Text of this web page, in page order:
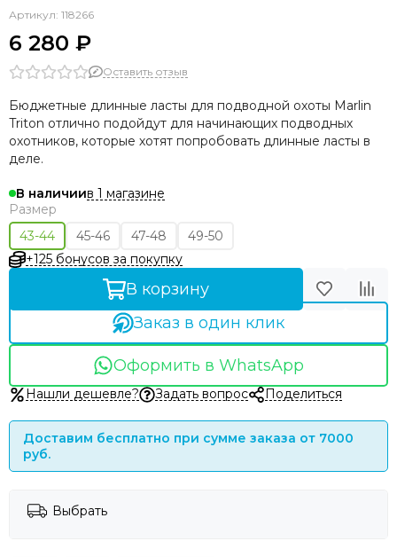
Артикул: 118266
6 280 ₽
Оставить отзыв
Бюджетные длинные ласты для подводной охоты Marlin
Triton отлично подойдут для начинающих подводных
охотников, которые хотят попробовать длинные ласты в
деле.
В наличиив 1 магазине
Размер
43-44
45-46 47-48
49-50
+125 бонусов за покупку
В корзину
Заказ в один клик
Оформить в WhatsApp
Нашли дешевле? Задать вопрос Поделиться
Доставим бесплатно при сумме заказа от 7000
руб.
Выбрать